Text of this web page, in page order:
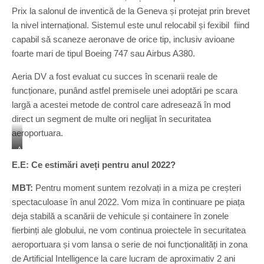
ț
i
Prix la salonul de inventică de la Geneva și protejat prin brevet
la nivel internațional. Sistemul este unul relocabil și fexibil fiind
capabil să scaneze aeronave de orice tip, inclusiv avioane
foarte mari de tipul Boeing 747 sau Airbus A380.
Aeria DV a fost evaluat cu succes în scenarii reale de
funcționare, punând astfel premisele unei adoptări pe scara
largă a acestei metode de control care adresează în mod
direct un segment de multe ori neglijat în securitatea
aeroportuara.
A
E
I
D
V
î
a
e
E.E: Ce estimări aveți pentru anul 2022?
MBT: Pentru moment suntem rezolvați in a miza pe creșteri
spectaculoase în anul 2022. Vom miza în continuare pe piața
deja stabilă a scanării de vehicule și containere în zonele
fierbinți ale globului, ne vom continua proiectele în securitatea
aeroportuara și vom lansa o serie de noi funcționalități in zona
de Artificial Intelligence la care lucram de aproximativ 2 ani